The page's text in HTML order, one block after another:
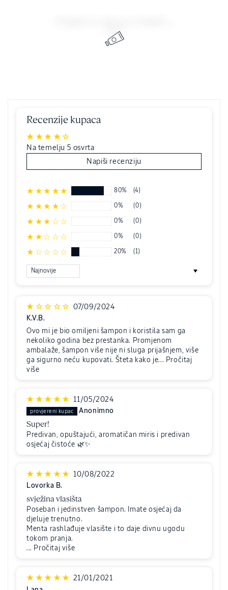
Recenzije kupaca
Na temelju 5 osvrta
Napiši recenziju
80% (4)
0% (0)
0% (0)
0% (0)
20% (1)
Sort by
07/09/2024
K.V.B.
Ovo mi je bio omiljeni šampon i koristila sam ga
nekoliko godina bez prestanka. Promjenom
ambalaže, šampon više nije ni sluga prijašnjem, više
ga sigurno neću kupovati. Šteta kako je... Pročitaj
više
11/05/2024
Anonimno
Super!
Predivan, opuštajući, aromatičan miris i predivan
osjećaj čistoće 🌿✨
10/08/2022
Lovorka B.
svježina vlasišta
Poseban i jedinstven šampon. Imate osjećaj da
djeluje trenutno.
Menta rashlađuje vlasište i to daje divnu ugodu
tokom pranja.
... Pročitaj više
21/01/2021